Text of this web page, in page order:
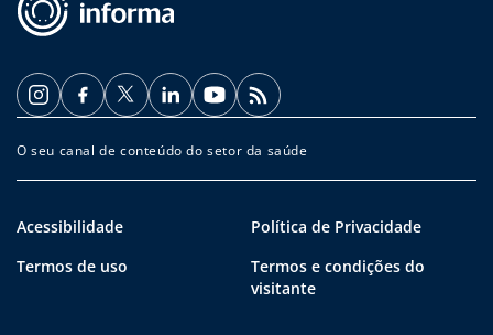
O seu canal de conteúdo do setor da saúde
Acessibilidade
Política de Privacidade
Termos de uso
Termos e condições do
visitante